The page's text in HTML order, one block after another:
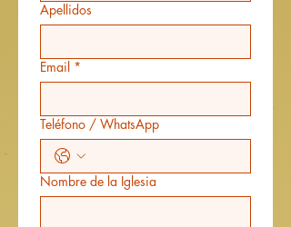
Apellidos
Email *
Teléfono / WhatsApp
Nombre de la Iglesia